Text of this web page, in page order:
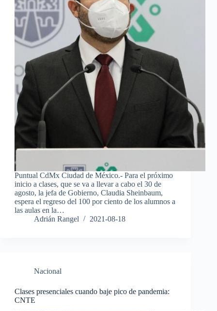
Puntual CdMx Ciudad de México.- Para el próximo
inicio a clases, que se va a llevar a cabo el 30 de
agosto, la jefa de Gobierno, Claudia Sheinbaum,
espera el regreso del 100 por ciento de los alumnos a
las aulas en la…
Adrián Rangel
2021-08-18
Nacional
Clases presenciales cuando baje pico de pandemia:
CNTE